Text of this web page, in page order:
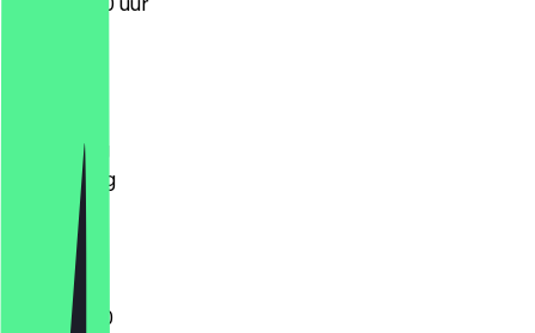
Woensdag
Donderdag
Zaterdag
Zondag
11:00 - 17:30